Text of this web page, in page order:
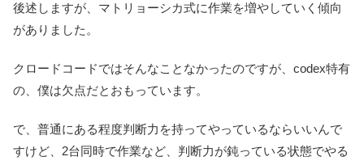
後述しますが、マトリョーシカ式に作業を増やしていく傾向
がありました。
クロードコードではそんなことなかったのですが、codex特有
の、僕は欠点だとおもっています。
で、普通にある程度判断力を持ってやっているならいいんで
すけど、2台同時で作業など、判断力が鈍っている状態でやる